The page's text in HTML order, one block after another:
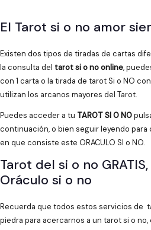
El Tarot si o no amor
Existen dos tipos de tiradas de cartas
la consulta del tarot si o no online,
con 1 carta o la tirada de tarot Si o NO
utilizan los arcanos mayores del Tarot.
Puedes acceder a tu TAROT SI O NO
continuación, o bien seguir leyendo
en que consiste este ORACULO SI o NO.
Tarot del si o no
Oráculo si o no
Recuerda que todos estos servicios de
piedra para acercarnos a un tarot si o